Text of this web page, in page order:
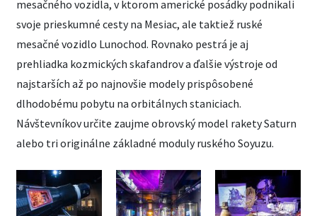
mesačného vozidla, v ktorom americké posádky podnikali
svoje prieskumné cesty na Mesiac, ale taktiež ruské
mesačné vozidlo Lunochod. Rovnako pestrá je aj
prehliadka kozmických skafandrov a ďalšie výstroje od
najstarších až po najnovšie modely prispôsobené
dlhodobému pobytu na orbitálnych staniciach.
Návštevníkov určite zaujme obrovský model rakety Saturn
alebo tri originálne základné moduly ruského Soyuzu.